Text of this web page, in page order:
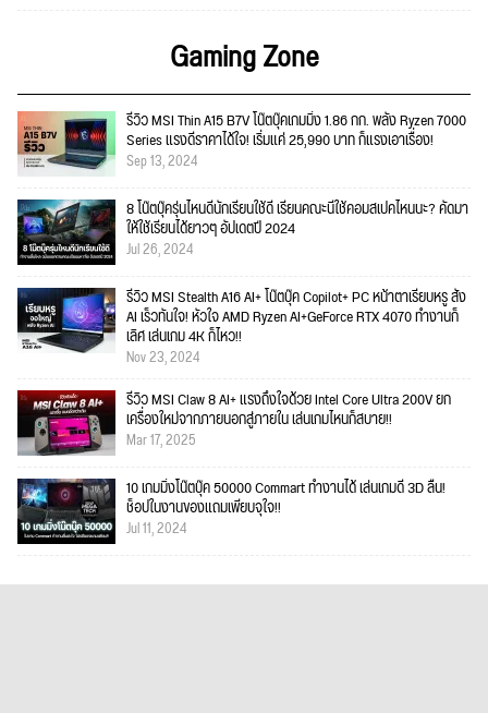
Gaming Zone
รีวิว MSI Thin A15 B7V โน๊ตบุ๊คเกมมิ่ง 1.86 กก. พลัง Ryzen 7000
Series แรงดีราคาได้ใจ! เริ่มแค่ 25,990 บาท ก็แรงเอาเรื่อง!
Sep 13, 2024
8 โน๊ตบุ๊ครุ่นไหนดีนักเรียนใช้ดี เรียนคณะนี้ใช้คอมสเปคไหนนะ? คัดมา
ให้ใช้เรียนได้ยาวๆ อัปเดตปี 2024
Jul 26, 2024
รีวิว MSI Stealth A16 AI+ โน๊ตบุ๊ค Copilot+ PC หน้าตาเรียบหรู สั่ง
AI เร็วทันใจ! หัวใจ AMD Ryzen AI+GeForce RTX 4070 ทำงานก็
เลิศ เล่นเกม 4K ก็ไหว!!
Nov 23, 2024
รีวิว MSI Claw 8 AI+ แรงถึงใจด้วย Intel Core Ultra 200V ยก
เครื่องใหม่จากภายนอกสู่ภายใน เล่นเกมไหนก็สบาย!!
Mar 17, 2025
10 เกมมิ่งโน๊ตบุ๊ค 50000 Commart ทำงานได้ เล่นเกมดี 3D ลื่น!
ช็อปในงานของแถมเพียบจุใจ!!
Jul 11, 2024